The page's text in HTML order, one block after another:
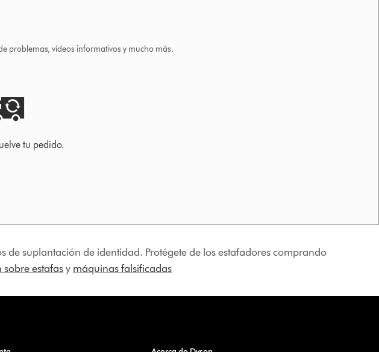
problemas, vídeos informativos y mucho más.
tu pedido.
de suplantación de identidad. Protégete de los estafadores comprando
estafasy máquinas falsificadas